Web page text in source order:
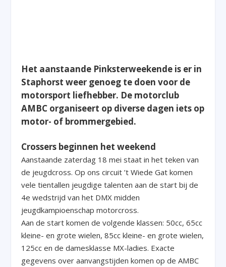
Het aanstaande Pinksterweekende is er in
Staphorst weer genoeg te doen voor de
motorsport liefhebber. De motorclub
AMBC organiseert op diverse dagen iets op
motor- of brommergebied.
Crossers beginnen het weekend
Aanstaande zaterdag 18 mei staat in het teken van
de jeugdcross. Op ons circuit ’t Wiede Gat komen
vele tientallen jeugdige talenten aan de start bij de
4e wedstrijd van het DMX midden
jeugdkampioenschap motorcross.
Aan de start komen de volgende klassen: 50cc, 65cc
kleine- en grote wielen, 85cc kleine- en grote wielen,
125cc en de damesklasse MX-ladies. Exacte
gegevens over aanvangstijden komen op de AMBC